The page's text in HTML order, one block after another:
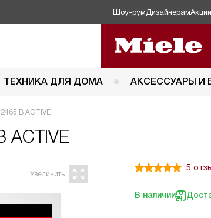
Шоу-рум ДизайнерамАкции
ТЕХНИКА ДЛЯ ДОМА АКСЕССУАРЫ И
B ACTIVE
ACTIVE
5
В наличии